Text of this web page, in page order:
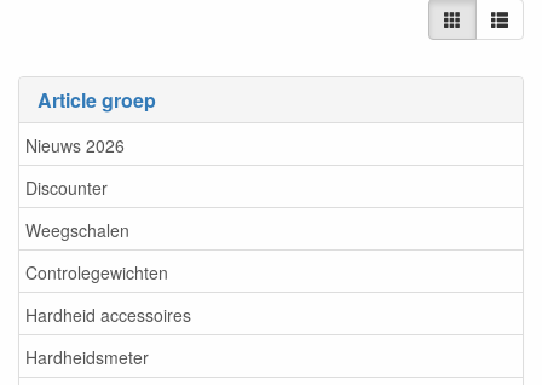
Article groep
Nieuws 2026
Discounter
Weegschalen
Controlegewichten
Hardheid accessoires
Hardheidsmeter